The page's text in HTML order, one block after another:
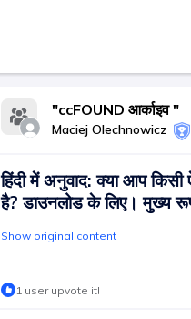
"ccFOUND आर्काइव "
Maciej Olechnowicz
हिंदी में अनुवाद: क्या आप
है? डाउनलोड के लिए। मुख्य
Show original content
1 user upvote it!